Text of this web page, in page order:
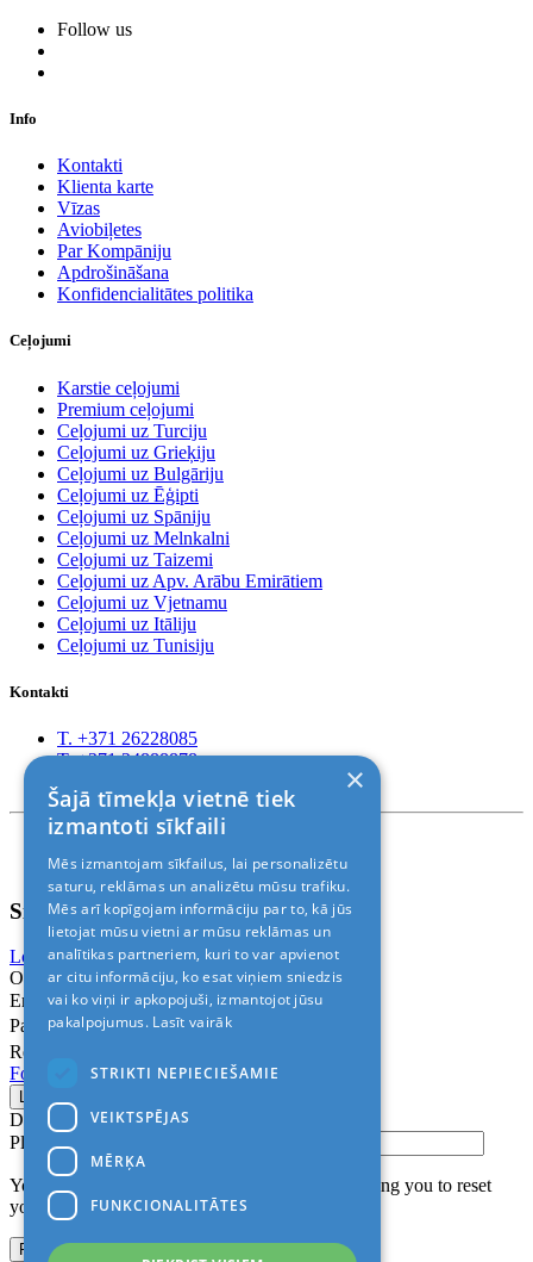
Follow us
Info
Kontakti
Klienta karte
Vīzas
Aviobiļetes
Par Kompāniju
Apdrošināšana
Konfidencialitātes politika
Ceļojumi
Karstie ceļojumi
Premium ceļojumi
Ceļojumi uz Turciju
Ceļojumi uz Grieķiju
Ceļojumi uz Bulgāriju
Ceļojumi uz Ēģipti
Ceļojumi uz Spāniju
Ceļojumi uz Melnkalni
Ceļojumi uz Taizemi
Ceļojumi uz Apv. Arābu Emirātiem
Ceļojumi uz Vjetnamu
Ceļojumi uz Itāliju
Ceļojumi uz Tunisiju
Kontakti
T. +371 26228085
T. +371 24888878
© 2011-2026> «ALANI SIA»
Sign In
Login with Facebook Login with Google
Or
Email
Password
Remember me
Forgot Password?
Don’t have an account?
Please confirm login email below
You will receive an email containing a link allowing you to reset
your password to a new preferred one.
×
Šajā tīmekļa vietnē tiek
izmantoti sīkfaili
Mēs izmantojam sīkfailus, lai personalizētu
saturu, reklāmas un analizētu mūsu trafiku.
Mēs arī kopīgojam informāciju par to, kā jūs
lietojat mūsu vietni ar mūsu reklāmas un
analītikas partneriem, kuri to var apvienot
ar citu informāciju, ko esat viņiem sniedzis
vai ko viņi ir apkopojuši, izmantojot jūsu
pakalpojumus. Lasīt vairāk
STRIKTI NEPIECIEŠAMIE
VEIKTSPĒJAS
MĒRĶA
FUNKCIONALITĀTES